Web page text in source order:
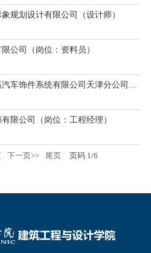
规划设计有限公司（设计师）
公司（岗位：资料员）
招聘信息：长春富维安道拓汽车饰件系统有限公司天津分公司（岗位...
限公司（岗位：工程经理）
下一页>> 尾页 页码 1/6